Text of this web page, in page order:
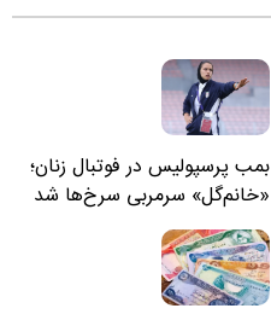
بمب پرسپولیس در فوتبال زنان؛
«خانم‌گل» سرمربی سرخ‌ها شد